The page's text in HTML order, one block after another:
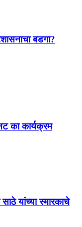
बडगा?
का कार्यक्रम
यांच्या स्मारकाचे